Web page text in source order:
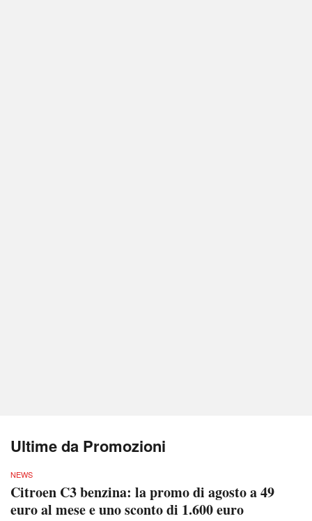
Ultime da Promozioni
NEWS
Citroen C3 benzina: la promo di agosto a 49
euro al mese e uno sconto di 1.600 euro